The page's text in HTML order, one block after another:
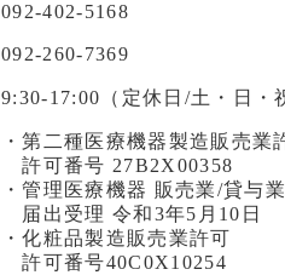
092-402-5168
092-260-7369
9:30-17:00（定休日/土・日・
・第二種医療機器製造販売業
許可番号 27B2X00358
・管理医療機器 販売業/貸与
届出受理 令和3年5月10日
・化粧品製造販売業許可
許可番号40C0X10254